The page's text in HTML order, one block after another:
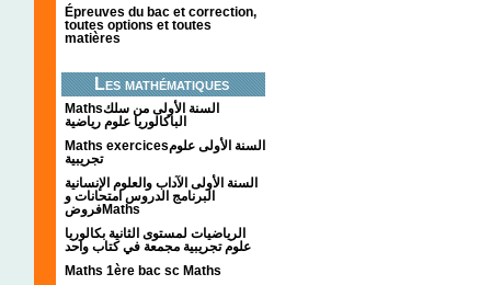
Épreuves du bac et correction,
toutes options et toutes
matières
Les mathématiques
Mathsالسنة الأولى من سلك
الباكالوريا علوم رياضية
Maths exercicesالسنة الأولى علوم
تجريبية
السنة الأولى الآداب والعلوم الإنسانية
البرنامج الدروس امتحانات و
فروضMaths
الرياضيات لمستوى الثانية بكالوريا
علوم تجريبية مجمعة في كتاب واحد
Maths 1ère bac sc Maths